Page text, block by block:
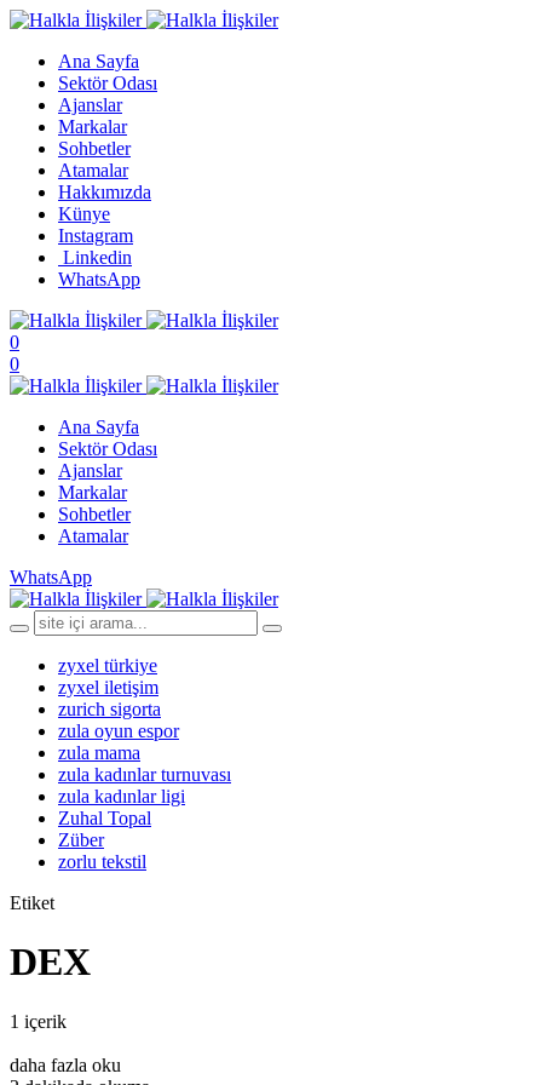
Ana Sayfa
Sektör Odası
Ajanslar
Markalar
Sohbetler
Atamalar
Hakkımızda
Künye
Instagram
Linkedin
WhatsApp
0
0
Ana Sayfa
Sektör Odası
Ajanslar
Markalar
Sohbetler
Atamalar
WhatsApp
zyxel türkiye
zyxel iletişim
zurich sigorta
zula oyun espor
zula mama
zula kadınlar turnuvası
zula kadınlar ligi
Zuhal Topal
Züber
zorlu tekstil
Etiket
DEX
1 içerik
daha fazla oku